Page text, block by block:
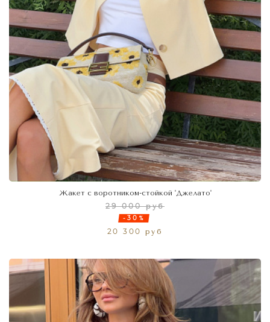
Жакет с воротником-стойкой 'Джелато'
29 000 руб
-30%
20 300 руб